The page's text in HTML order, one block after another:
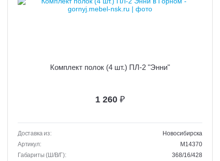
Комплект полок (4 шт.) ПЛ-2 "Энни"
1 260 ₽
Доставка из:
Новосибирска
Артикул:
M14370
Габариты (Ш/В/Г):
368/16/428